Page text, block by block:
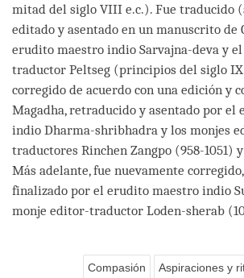
mitad del siglo VIII e.c.). Fue traducido
editado y asentado en un manuscrito de
erudito maestro indio Sarvajna-deva y
traductor Peltseg (principios del siglo IX
corregido de acuerdo con una edición y
Magadha, retraducido y asentado por el
indio Dharma-shribhadra y los monjes
traductores Rinchen Zangpo (958-1051)
Más adelante, fue nuevamente
finalizado por el erudito maestro indio
monje editor-traductor Loden-sherab
Compasión Aspiraciones y